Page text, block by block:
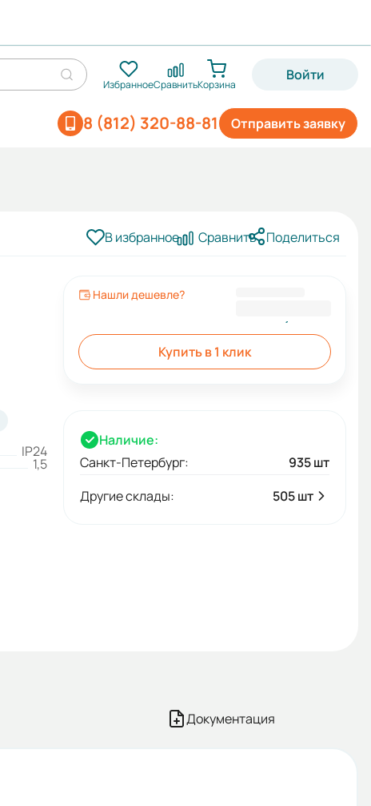
ИзбранноеСравнитьКорзина
Войти
Отправить заявку
8 (812) 320-88-81
В избранное Сравнить Поделиться
IP24
1,5
Нашли дешевле?
Купить в 1 клик
Наличие:
Санкт-Петербург:
935 шт
Другие склады:
505 шт
Документация